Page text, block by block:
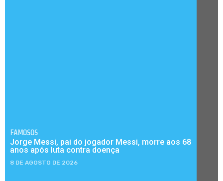
FAMOSOS
Jorge Messi, pai do jogador Messi, morre aos 68
anos após luta contra doença
8 DE AGOSTO DE 2026